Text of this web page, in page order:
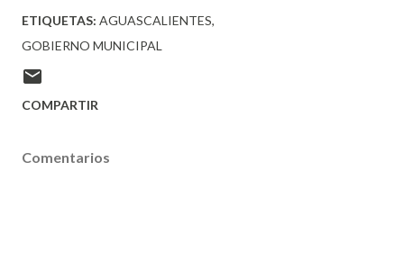
ETIQUETAS: AGUASCALIENTES
GOBIERNO MUNICIPAL
COMPARTIR
Comentarios